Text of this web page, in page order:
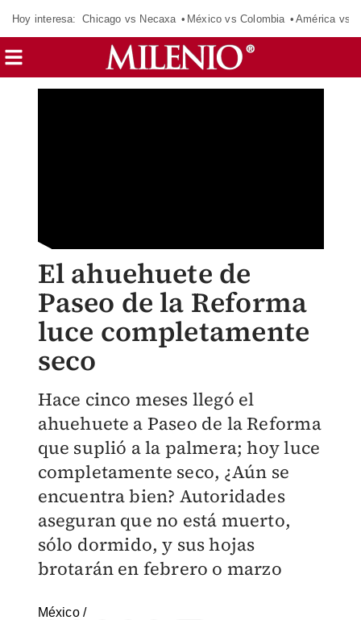
Hoy interesa: Chicago vs Necaxa México vs Colombia América vs
El ahuehuete de
Paseo de la Reforma
luce completamente
seco
Hace cinco meses llegó el
ahuehuete a Paseo de la Reforma
que suplió a la palmera; hoy luce
completamente seco, ¿Aún se
encuentra bien? Autoridades
aseguran que no está muerto,
sólo dormido, y sus hojas
brotarán en febrero o marzo
México/